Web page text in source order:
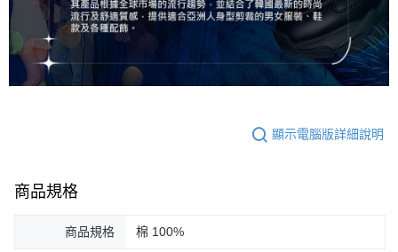
顯示電腦版詳細說明
商品規格
商品規格 棉 100%